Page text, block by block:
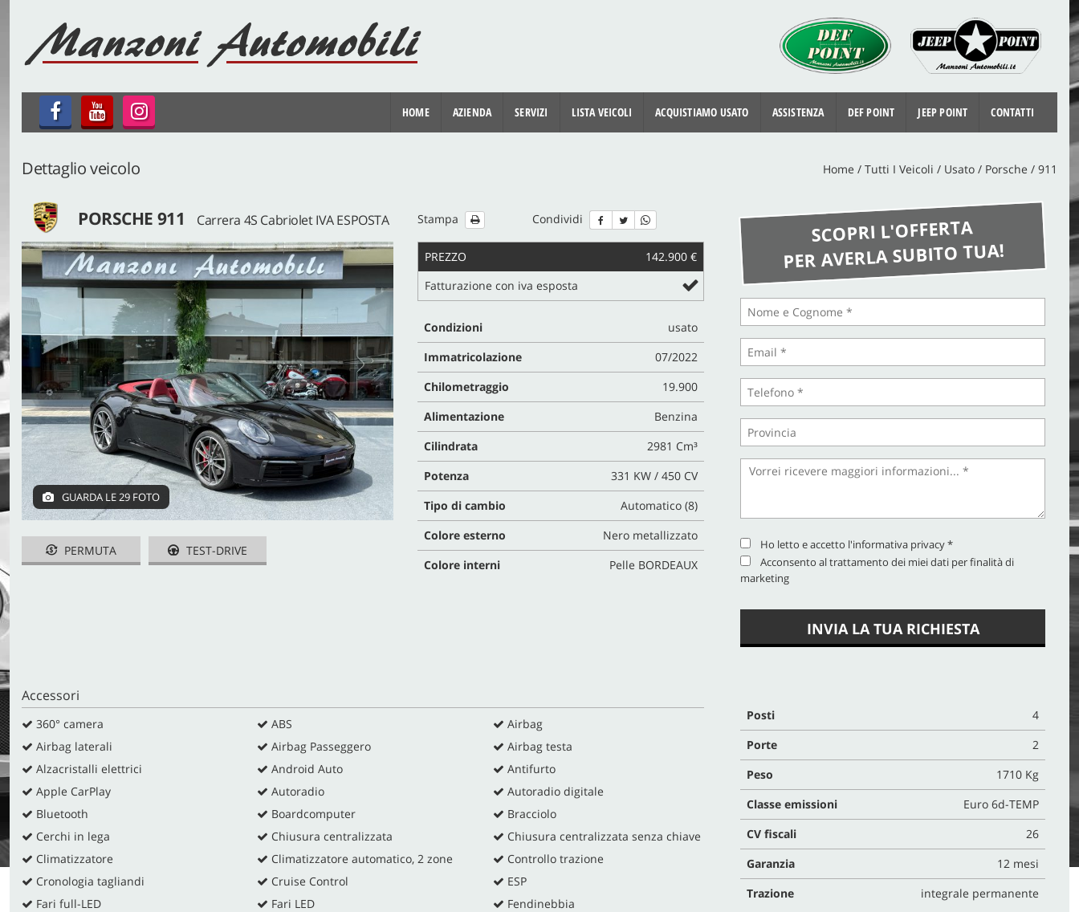
AZIENDA
LISTA VEICOLI
ACQUISTIAMO USATO
ASSISTENZA
DEF POINT
JEEP POINT
CONTATTI
HOME AZIENDA SERVIZI LISTA VEICOLI ACQUISTIAMO USATO ASSISTENZA DEF POINT JEEP POINT CONTATTI
Dettaglio veicolo Home / Tutti I Veicoli / Usato / Porsche / 911
PORSCHE 911 Carrera 4S Cabriolet IVA ESPOSTA Stampa Condividi
GUARDA LE 29 FOTO
PERMUTA TEST-DRIVE
PREZZO
142.900 €
Fatturazione con iva esposta
Condizioni
usato
Immatricolazione
07/2022
Chilometraggio
19.900
Alimentazione
Benzina
Cilindrata
2981 Cm³
Potenza
331 KW / 450 CV
Tipo di cambio
Automatico (8)
Colore esterno
Nero metallizzato
Colore interni
Pelle BORDEAUX
SCOPRI L'OFFERTA
PER AVERLA SUBITO TUA!
Ho letto e accetto l'informativa privacy*
Acconsento al trattamento dei miei dati per finalità di
marketing
INVIA LA TUA RICHIESTA
Accessori
360° camera
Airbag laterali
Alzacristalli elettrici
Apple CarPlay
Bluetooth
Cerchi in lega
Climatizzatore
Cronologia tagliandi
Fari full-LED
ABS
Airbag Passeggero
Android Auto
Autoradio
Boardcomputer
Chiusura centralizzata
Climatizzatore automatico, 2 zone
Cruise Control
Fari LED
Airbag
Airbag testa
Antifurto
Autoradio digitale
Bracciolo
Chiusura centralizzata senza chiave
Controllo trazione
ESP
Fendinebbia
Posti
4
Porte
2
Peso
1710 Kg
Classe emissioni
Euro 6d-TEMP
CV fiscali
26
Garanzia
12 mesi
Trazione
integrale permanente